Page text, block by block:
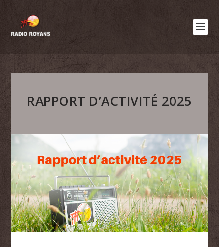
RAPPORT D’ACTIVITÉ 2025